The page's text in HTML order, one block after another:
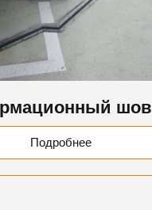
шов
Подробнее